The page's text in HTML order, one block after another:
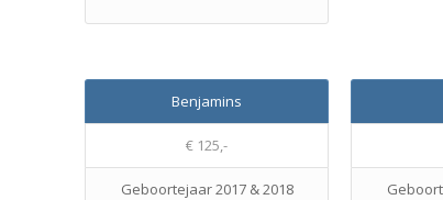
Benjamins
€ 125,-
Geboortejaar 2017 & 2018